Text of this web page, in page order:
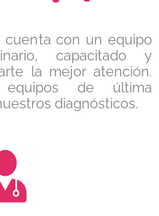
cuenta con un equipo
capacitado y
la mejor atención.
equipos de última
diagnósticos.